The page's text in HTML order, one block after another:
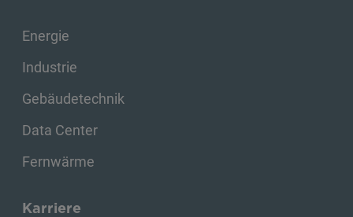
Energie
Industrie
Gebäudetechnik
Data Center
Fernwärme
Karriere